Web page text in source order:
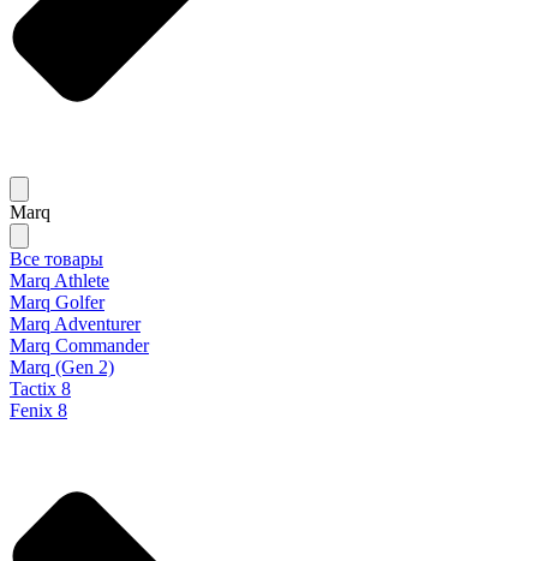
Marq
Все товары
Marq Athlete
Marq Golfer
Marq Adventurer
Marq Commander
Marq (Gen 2)
Tactix 8
Fenix 8